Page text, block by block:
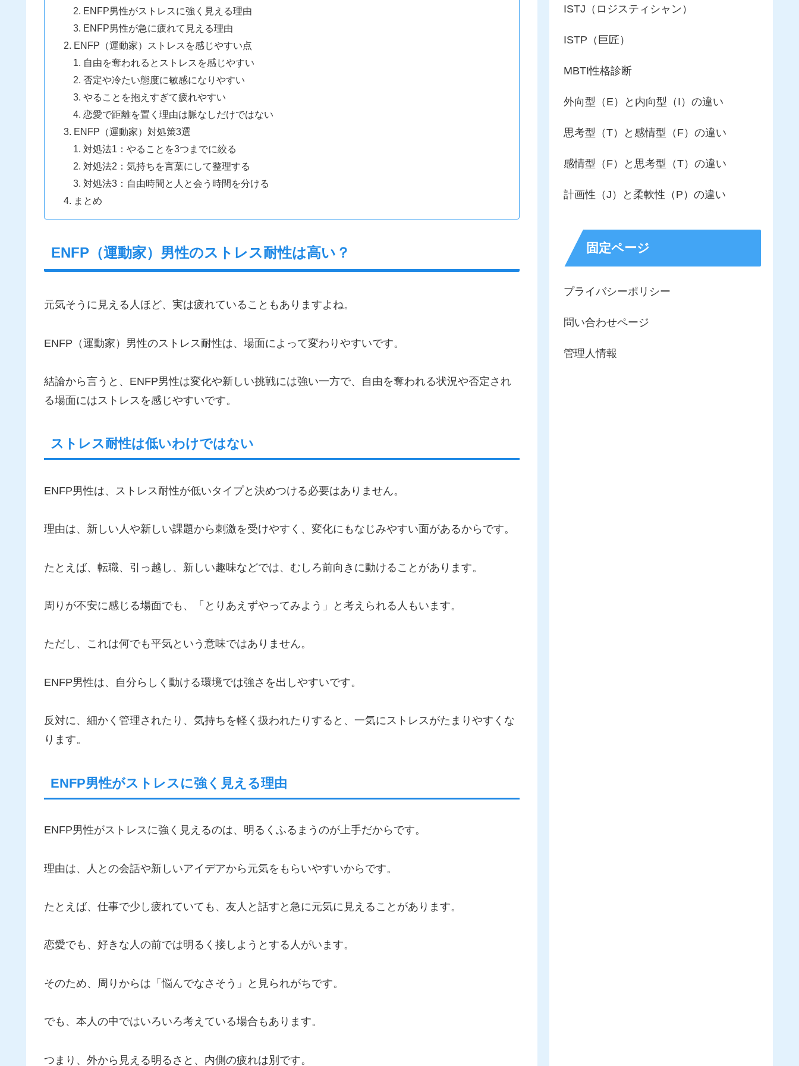
ENFP男性がストレスに強く見える理由
ENFP男性が急に疲れて見える理由
ENFP（運動家）ストレスを感じやすい点
自由を奪われるとストレスを感じやすい
否定や冷たい態度に敏感になりやすい
やることを抱えすぎて疲れやすい
恋愛で距離を置く理由は脈なしだけではない
ENFP（運動家）対処策3選
対処法1：やることを3つまでに絞る
対処法2：気持ちを言葉にして整理する
対処法3：自由時間と人と会う時間を分ける
まとめ
ENFP（運動家）男性のストレス耐性は高い？
元気そうに見える人ほど、実は疲れていることもありますよね。
ENFP（運動家）男性のストレス耐性は、場面によって変わりやすいです。
結論から言うと、ENFP男性は変化や新しい挑戦には強い一方で、自由を奪われる状況や否定され
る場面にはストレスを感じやすいです。
ストレス耐性は低いわけではない
ENFP男性は、ストレス耐性が低いタイプと決めつける必要はありません。
理由は、新しい人や新しい課題から刺激を受けやすく、変化にもなじみやすい面があるからです。
たとえば、転職、引っ越し、新しい趣味などでは、むしろ前向きに動けることがあります。
周りが不安に感じる場面でも、「とりあえずやってみよう」と考えられる人もいます。
ただし、これは何でも平気という意味ではありません。
ENFP男性は、自分らしく動ける環境では強さを出しやすいです。
反対に、細かく管理されたり、気持ちを軽く扱われたりすると、一気にストレスがたまりやすくな
ります。
ENFP男性がストレスに強く見える理由
ENFP男性がストレスに強く見えるのは、明るくふるまうのが上手だからです。
理由は、人との会話や新しいアイデアから元気をもらいやすいからです。
たとえば、仕事で少し疲れていても、友人と話すと急に元気に見えることがあります。
恋愛でも、好きな人の前では明るく接しようとする人がいます。
そのため、周りからは「悩んでなさそう」と見られがちです。
でも、本人の中ではいろいろ考えている場合もあります。
つまり、外から見える明るさと、内側の疲れは別です。
ISTJ（ロジスティシャン）
ISTP（巨匠）
MBTI性格診断
外向型（E）と内向型（I）の違い
思考型（T）と感情型（F）の違い
感情型（F）と思考型（T）の違い
計画性（J）と柔軟性（P）の違い
固定ページ
プライバシーポリシー
問い合わせページ
管理人情報